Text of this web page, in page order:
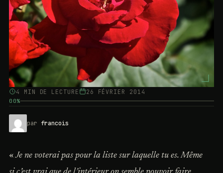
4 MIN DE LECTURE 26 FÉVRIER 2014
00%
par francois
«Je ne voterai pas pour la liste sur laquelle tu es. Même